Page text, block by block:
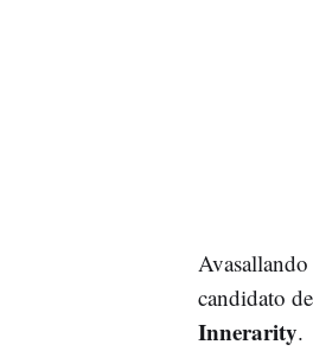
candidato
Innerarity.